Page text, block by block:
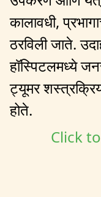
कालावधी,
ठरविली जाते.
हॉस्पिटलमध्ये
ट्यूमर
होते.
Click